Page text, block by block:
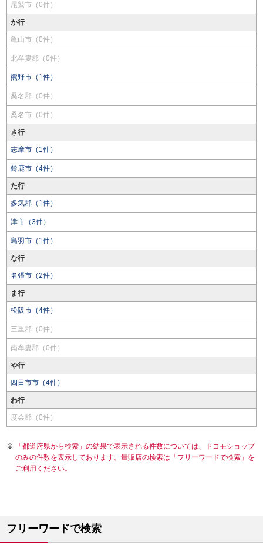
尾鷲市（0件）
か行
亀山市（0件）
北牟婁郡（0件）
熊野市（1件）
桑名郡（0件）
桑名市（0件）
さ行
志摩市（1件）
鈴鹿市（4件）
た行
多気郡（1件）
津市（3件）
鳥羽市（1件）
な行
名張市（2件）
ま行
松阪市（4件）
三重郡（0件）
南牟婁郡（0件）
や行
四日市市（4件）
わ行
度会郡（0件）
「都道府県から検索」の結果で表示される件数については、ドコモショップ
のみの件数を表示しております。量販店の検索は「フリーワードで検索」を
ご利用ください。
フリーワードで検索